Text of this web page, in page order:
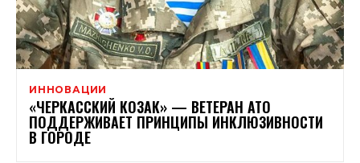
ИННОВАЦИИ
«ЧЕРКАССКИЙ КОЗАК» — ВЕТЕРАН АТО
ПОДДЕРЖИВАЕТ ПРИНЦИПЫ ИНКЛЮЗИВНОСТИ
В ГОРОДЕ